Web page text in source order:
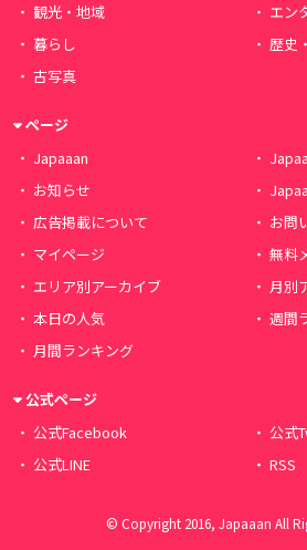
観光・地域
エン
暮らし
歴史
古写真
ページ
Japaaan
お知らせ
広告掲載について
お問
マイページ
無料
エリア別アーカイブ
月別
本日の人気
週間
月間ランキング
公式ページ
公式Facebook
公式
公式LINE
RSS
© Copyright 2016, Japaaan All